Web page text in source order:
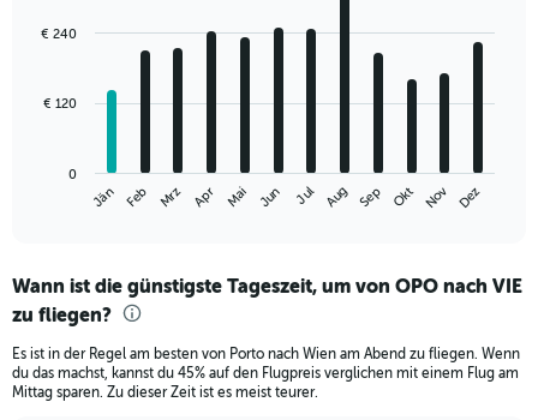
12
The
Range:
12
The
chart
has
Jän Feb Mrz Apr Mai Jun Jul Aug Sep Okt Nov Dez
0
€ 120
€ 240
Wann ist die günstigste Tageszeit, um von OPO nach VIE
zu fliegen?
Es ist in der Regel am besten von Porto nach Wien am Abend zu fliegen. Wenn
du das machst, kannst du 45% auf den Flugpreis verglichen mit einem Flug am
Mittag sparen. Zu dieser Zeit ist es meist teurer.